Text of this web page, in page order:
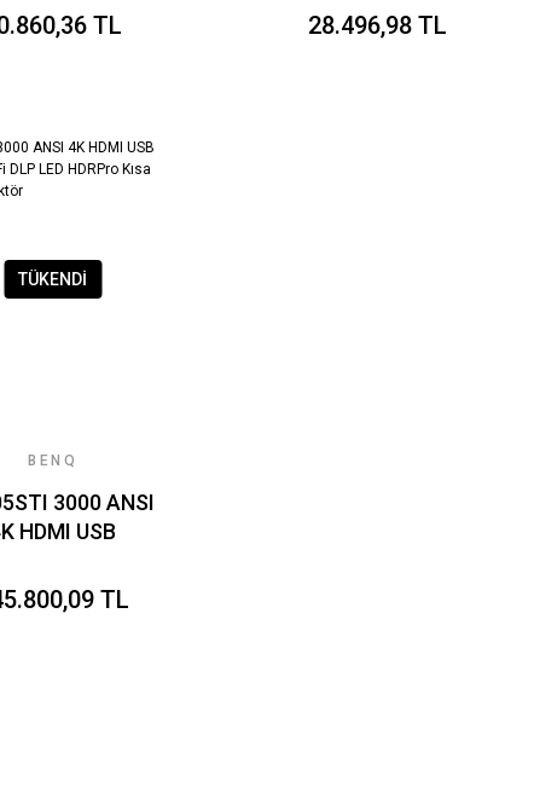
4K HDR
TL
LED TASINABILIR
PROJEKSIYON
28.496,98 TL
TÜKENDİ
BENQ
3000 ANSI
HDMI USB
HDRPro Kısa
Projektör
TL